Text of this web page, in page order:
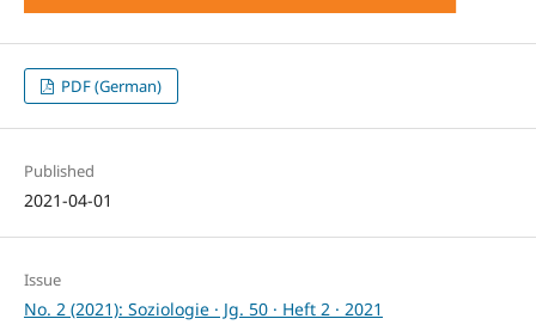
PDF (German)
Published
2021-04-01
Issue
No. 2 (2021): Soziologie · Jg. 50 · Heft 2 · 2021